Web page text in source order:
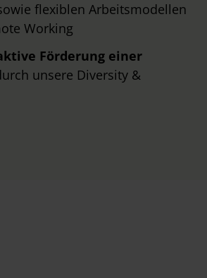
flexiblen Arbeitsmodellen
Working
Förderung einer
unsere Diversity &